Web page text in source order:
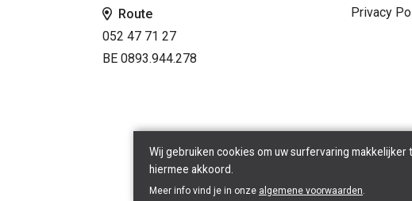
Route
052 47 71 27
BE 0893.944.278
Privacy
Wij gebruiken cookies om uw surfervaring
hiermee akkoord.
Meer info vind je in onze algemene voorwaarden.